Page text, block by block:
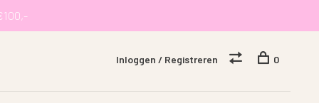
Inloggen / Registreren 0